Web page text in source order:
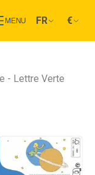
MENU FR €
- Lettre Verte